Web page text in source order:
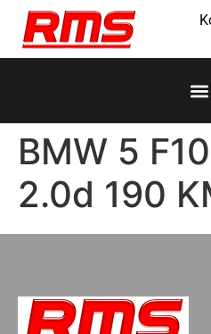
BMW 5
2.0d 190